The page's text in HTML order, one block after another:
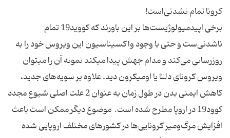
برخی اپیدمیولوژیست‌ها بر این باورند که کووید19 تمام
ناشدنی‌ست و حتی با وجود واکسیناسیون این ویروس خود را به
روزرسانی می‌کند و مدام جهش پیدا میکند نمونه آن را میتوان
ویروس کرونای دلتا یا اومیکرون دید. علاوه بر سویه‌های جدید،
کاهش ایمنی بدن در طول زمان به عنوان 2 علت اصلی شیوع مجدد
کوود19 در اروپا مطرح شده‌ است. موضوع دیگر ممکن است باعث
افزایش مرگ‌ومیر کرونایی‌ها در کشورهای مخنلف اروپایی شده